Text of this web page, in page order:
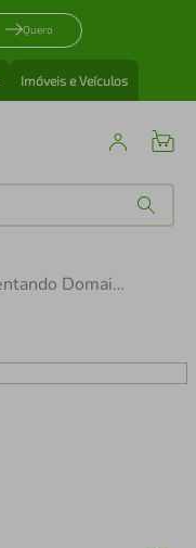
Quero
Imóveis e Veículos
Implementando Domain-Driven Design